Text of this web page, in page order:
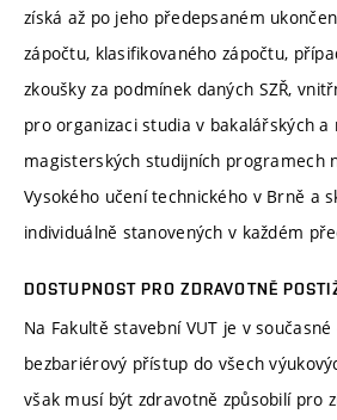
získá až po jeho předepsaném
zápočtu, klasifikovaného zápočtu,
zkoušky za podmínek daných SZŘ,
pro organizaci studia v bakalářských a
magisterských studijních programech
Vysokého učení technického v Brně a
individuálně stanovených v každém
DOSTUPNOST PRO ZDRAVOTNĚ
Na Fakultě stavební VUT je v
bezbariérový přístup do všech
však musí být zdravotně způsobilí pro